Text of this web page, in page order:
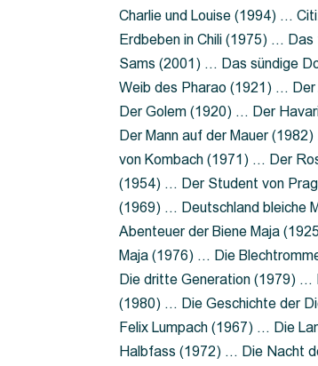
Charlie und Louise (1994) …
Erdbeben in Chili (1975) …
Sams (2001) … Das sündige
Weib des Pharao (1921) …
Der Golem (1920) … Der
Der Mann auf der Mauer
von Kombach (1971) … Der
(1954) … Der Student von
(1969) … Deutschland bleiche
Abenteuer der Biene Maja
Maja (1976) … Die
Die dritte Generation (1979)
(1980) … Die Geschichte der
Felix Lumpach (1967) … Die
Halbfass (1972) … Die Nacht